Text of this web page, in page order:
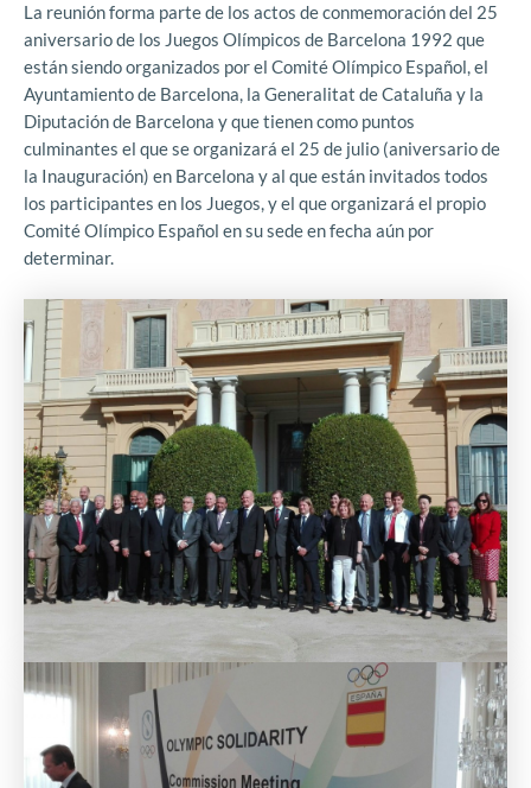
La reunión forma parte de los actos de conmemoración del 25
aniversario de los Juegos Olímpicos de Barcelona 1992 que
están siendo organizados por el Comité Olímpico Español, el
Ayuntamiento de Barcelona, la Generalitat de Cataluña y la
Diputación de Barcelona y que tienen como puntos
culminantes el que se organizará el 25 de julio (aniversario de
la Inauguración) en Barcelona y al que están invitados todos
los participantes en los Juegos, y el que organizará el propio
Comité Olímpico Español en su sede en fecha aún por
determinar.